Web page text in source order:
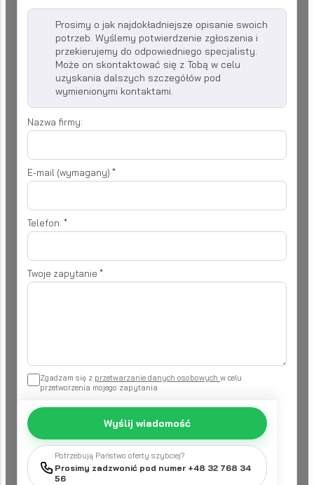
Prosimy o jak najdokładniejsze opisanie swoich
potrzeb. Wyślemy potwierdzenie zgłoszenia i
przekierujemy do odpowiedniego specjalisty.
Może on skontaktować się z Tobą w celu
uzyskania dalszych szczegółów pod
wymienionymi kontaktami.
Nazwa firmy:
E-mail (wymagany) *
Telefon: *
Twoje zapytanie *
Zgadzam się z przetwarzanie danych osobowych w celu
przetworzenia mojego zapytania
Wyślij wiadomość
Potrzebują Państwo oferty szybciej?
Prosimy zadzwonić pod numer +48 32 768 34
56